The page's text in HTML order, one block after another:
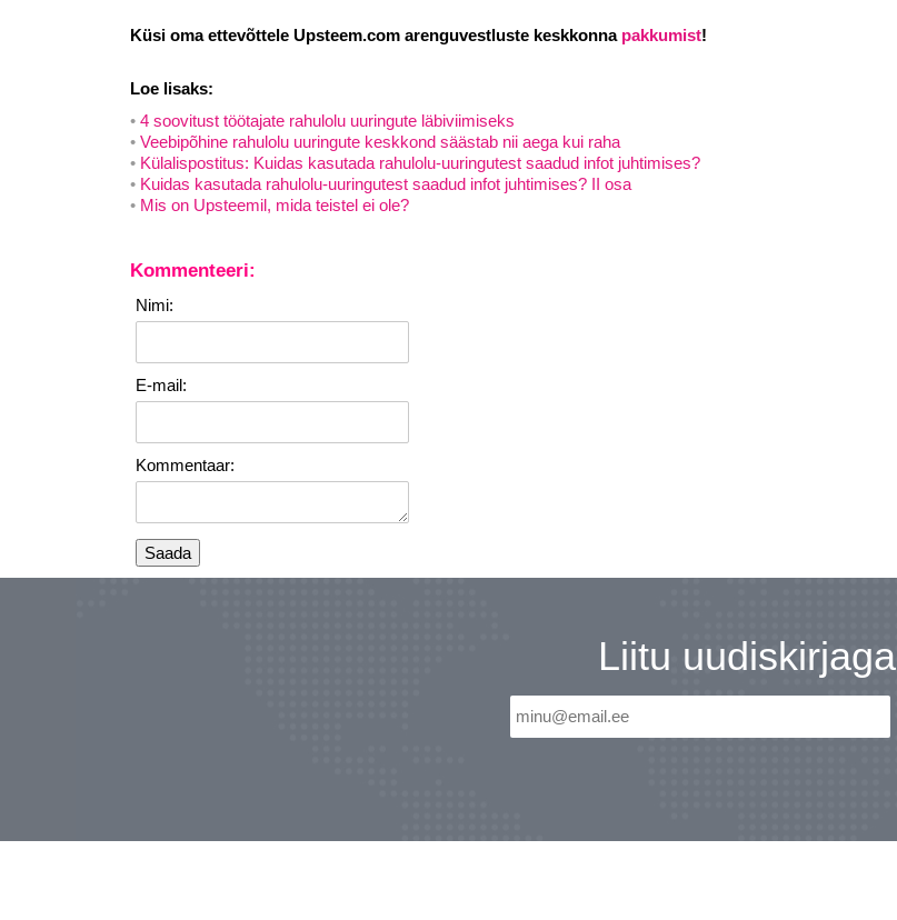
Küsi oma ettevõttele Upsteem.com arenguvestluste keskkonna pakkumist!
Loe lisaks:
4 soovitust töötajate rahulolu uuringute läbiviimiseks
Veebipõhine rahulolu uuringute keskkond säästab nii aega kui raha
Külalispostitus: Kuidas kasutada rahulolu-uuringutest saadud infot juhtimises?
Kuidas kasutada rahulolu-uuringutest saadud infot juhtimises? II osa
Mis on Upsteemil, mida teistel ei ole?
Kommenteeri:
Nimi:
E-mail:
Kommentaar:
Liitu uudiskirjaga